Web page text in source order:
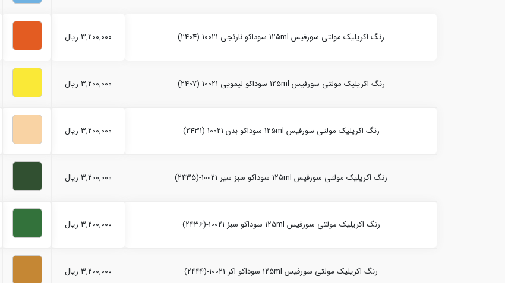
رنگ اکریلیک مولتی سورفیس 125ml سوداکو نارنجی 10021-(2404) ۳,۲۰۰,۰۰۰ ریال
رنگ اکریلیک مولتی سورفیس 125ml سوداکو لیمویی 10021-(2407) ۳,۲۰۰,۰۰۰ ریال
رنگ اکریلیک مولتی سورفیس 125ml سوداکو بدن 10021-(2431) ۳,۲۰۰,۰۰۰ ریال
رنگ اکریلیک مولتی سورفیس 125ml سوداکو سبز سیر 10021-(2435) ۳,۲۰۰,۰۰۰ ریال
رنگ اکریلیک مولتی سورفیس 125ml سوداکو سبز 10021-(2436) ۳,۲۰۰,۰۰۰ ریال
رنگ اکریلیک مولتی سورفیس 125ml سوداکو اکر 10021-(2444) ۳,۲۰۰,۰۰۰ ریال